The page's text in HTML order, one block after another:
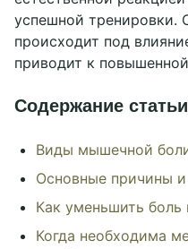
успешной
происходит под
приводит к
Содержание статьи
Виды мышечной
Основные причины
Как уменьшить
Когда необходима